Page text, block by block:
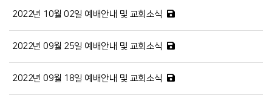
2022년 10월 02일 예배안내 및 교회소식
2022년 09월 25일 예배안내 및 교회소식
2022년 09월 18일 예배안내 및 교회소식